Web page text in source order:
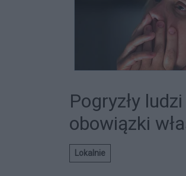
Pogryzły
obowiązki
Lokalnie